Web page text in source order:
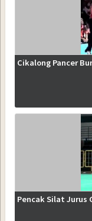
Cikalong Pancer
Pencak Silat Jurus